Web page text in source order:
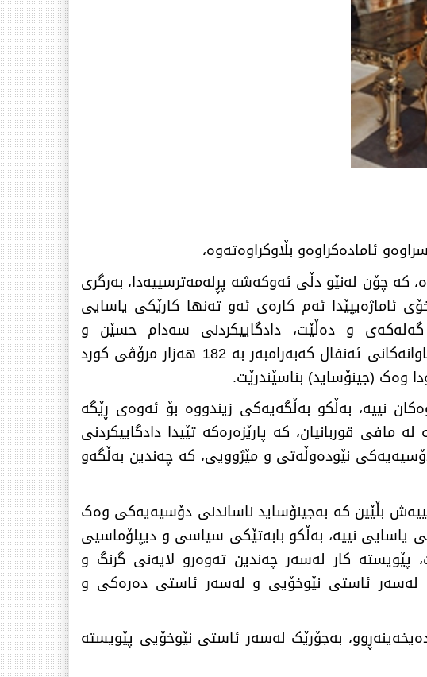
ئامادەکراوەو بڵاوکراوەتەوە،
کە چۆن لەنێو دڵی ئەوکەشە پڕلەمەترسییەدا، بەرگری
ئەم کارەی ئەو تەنها کارێکی یاسایی
گەلەکەی و دەڵێت، دادگاییکردنی سەدام حسێن و
دارودەستەکانی تەنها ڕێکارێکی یاسایی ئاسایی نەبوو، بەڵکو سەکۆیەک بوو بۆ ئەوەی تاوانەکانی ئەنفال کەبەرامبەر بە 182 هەزار مرۆڤی کورد
وەک (جینۆساید) بناسێندرێت.
نییە، بەڵکو بەڵگەیەکی زیندووە بۆ ئەوەی ڕێگە
مافی قوربانیان، کە پارێزەرەکە تێیدا دادگاییکردنی
نێودەوڵەتی و مێژوویی، کە چەندین بەڵگەو
بڵێین کە بەجینۆساید ناساندنی دۆسیەیەکی وەک
یاسایی نییە، بەڵکو بابەتێکی سیاسی و دیپلۆماسیی
پێویستە کار لەسەر چەندین تەوەرو لایەنی گرنگ و
لەسەر ئاستی نێوخۆیی و لەسەر ئاستی دەرەکی و
بەجۆرێک لەسەر ئاستی نێوخۆیی پێویستە